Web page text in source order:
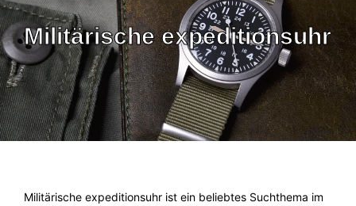
Militärische expeditionsuhr
Militärische expeditionsuhr ist ein beliebtes Suchthema im